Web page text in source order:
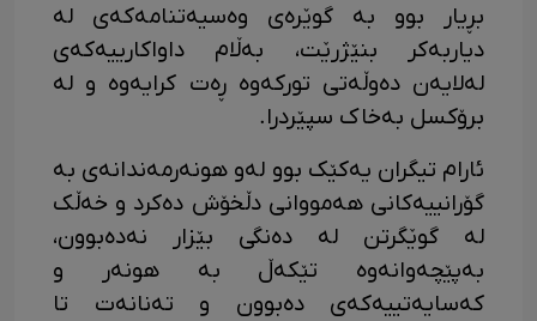
بڕیار بوو بە گوێرەی وەسیەتنامەکەی لە
دیاربەکر بنێژرێت، بەڵام داواکارییەکەی
لەلایەن دەوڵەتی تورکەوە ڕەت کرایەوە و لە
برۆکسل بەخاک سپێردرا.
ئارام تیگران یەکێک بوو لەو هونەرمەندانەی بە
گۆرانییەکانی هەمووانی دڵخۆش دەکرد و خەڵک
لە گوێگرتن لە دەنگی بێزار نەدەبوون،
بەپێچەوانەوە تێکەڵ بە هونەر و
کەسایەتییەکەی دەبوون و تەنانەت تا